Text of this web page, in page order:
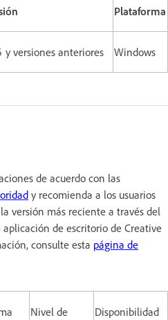
Plataforma
y versiones anteriores Windows
de acuerdo con las
y recomienda a los usuarios
versión más reciente a través del
de escritorio de Creative
consulte esta página de
Nivel de
Disponibilidad